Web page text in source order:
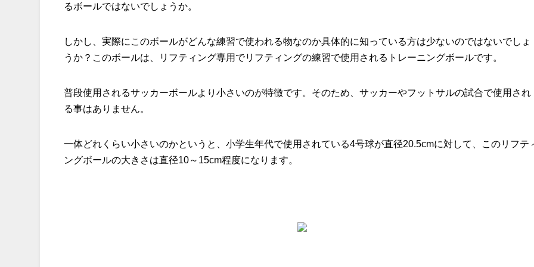
るボールではないでしょうか。
しかし、実際にこのボールがどんな練習で使われる物なのか具体的に知っている方は少ないのではないでしょ
うか？このボールは、リフティング専用でリフティングの練習で使用されるトレーニングボールです。
普段使用されるサッカーボールより小さいのが特徴です。そのため、サッカーやフットサルの試合で使用され
る事はありません。
一体どれくらい小さいのかというと、小学生年代で使用されている4号球が直径20.5cmに対して、このリフテ
ングボールの大きさは直径10～15cm程度になります。